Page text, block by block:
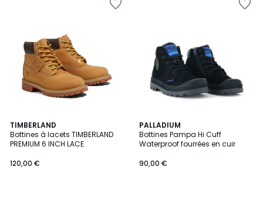
TIMBERLAND
Bottines à lacets TIMBERLAND
PREMIUM 6 INCH LACE
120,00 €
4,6
/ 5
PALLADIUM
Bottines Pampa Hi Cuff
Waterproof fourrées en cuir
90,00 €
4
/
5